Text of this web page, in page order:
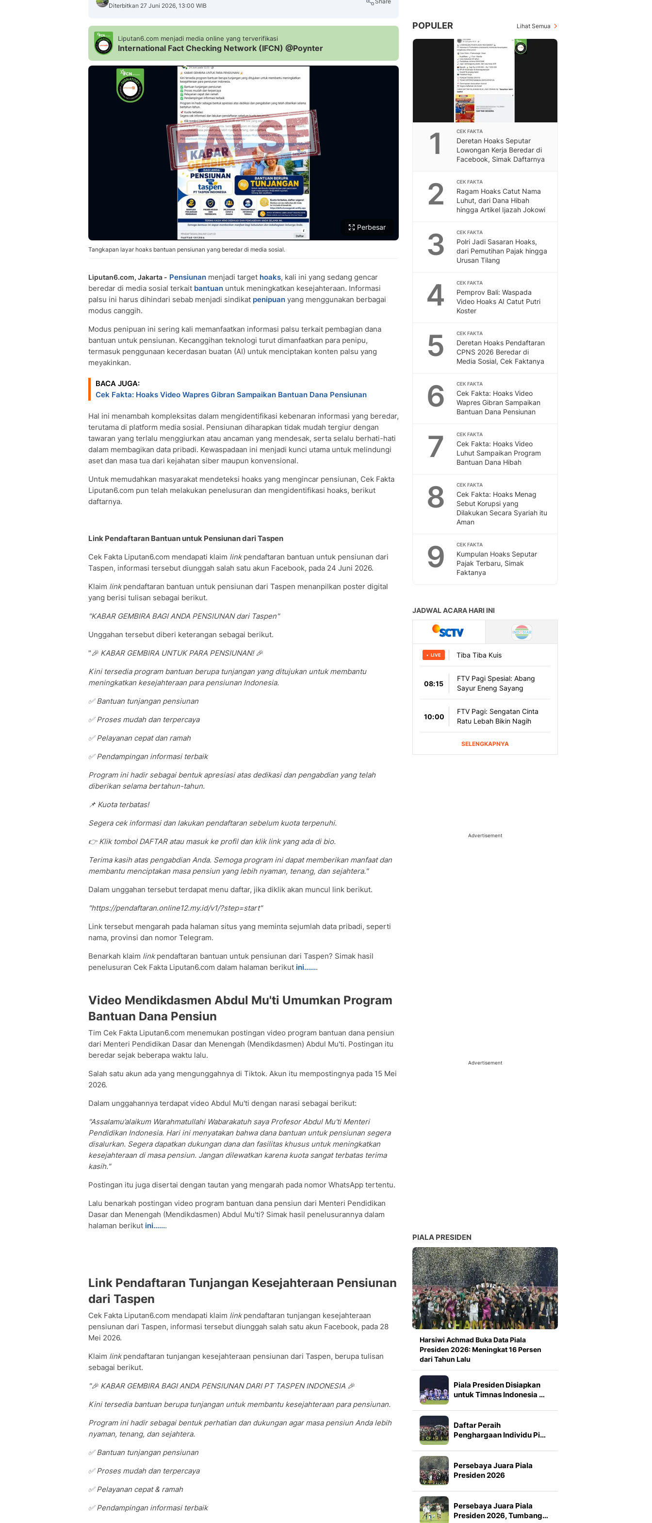
Diterbitkan 27 Juni 2026, 13:00 WIB
Liputan6.com menjadi media online yang terverifikasi
International Fact Checking Network (IFCN) @Poynter
Perbesar
Tangkapan layar hoaks bantuan pensiunan yang beredar di media sosial.
Liputan6.com, Jakarta - Pensiunan menjadi target hoaks, kali ini yang sedang gencar
beredar di media sosial terkait bantuan untuk meningkatkan kesejahteraan. Informasi
palsu ini harus dihindari sebab menjadi sindikat penipuan yang menggunakan berbagai
modus canggih.
Modus penipuan ini sering kali memanfaatkan informasi palsu terkait pembagian dana
bantuan untuk pensiunan. Kecanggihan teknologi turut dimanfaatkan para penipu,
termasuk penggunaan kecerdasan buatan (AI) untuk menciptakan konten palsu yang
meyakinkan.
BACA JUGA:
Cek Fakta: Hoaks Video Wapres Gibran Sampaikan Bantuan Dana Pensiunan
Hal ini menambah kompleksitas dalam mengidentifikasi kebenaran informasi yang beredar,
terutama di platform media sosial. Pensiunan diharapkan tidak mudah tergiur dengan
tawaran yang terlalu menggiurkan atau ancaman yang mendesak, serta selalu berhati-hati
dalam membagikan data pribadi. Kewaspadaan ini menjadi kunci utama untuk melindungi
aset dan masa tua dari kejahatan siber maupun konvensional.
Untuk memudahkan masyarakat mendeteksi hoaks yang mengincar pensiunan, Cek Fakta
Liputan6.com pun telah melakukan penelusuran dan mengidentifikasi hoaks, berikut
daftarnya.
Link Pendaftaran Bantuan untuk Pensiunan dari Taspen
Cek Fakta Liputan6.com mendapati klaim linkpendaftaran bantuan untuk pensiunan dari
Taspen, informasi tersebut diunggah salah satu akun Facebook, pada 24 Juni 2026.
Klaim linkpendaftaran bantuan untuk pensiunan dari Taspen menanpilkan poster digital
yang berisi tulisan sebagai berikut.
"KABAR GEMBIRA BAGI ANDA PENSIUNAN dari Taspen"
Unggahan tersebut diberi keterangan sebagai berikut.
"🎉 KABAR GEMBIRA UNTUK PARA PENSIUNAN! 🎉
Kini tersedia program bantuan berupa tunjangan yang ditujukan untuk membantu
meningkatkan kesejahteraan para pensiunan Indonesia.
✅ Bantuan tunjangan pensiunan
✅ Proses mudah dan terpercaya
✅ Pelayanan cepat dan ramah
✅ Pendampingan informasi terbaik
Program ini hadir sebagai bentuk apresiasi atas dedikasi dan pengabdian yang telah
diberikan selama bertahun-tahun.
📌 Kuota terbatas!
Segera cek informasi dan lakukan pendaftaran sebelum kuota terpenuhi.
👉 Klik tombol DAFTAR atau masuk ke profil dan klik link yang ada di bio.
Terima kasih atas pengabdian Anda. Semoga program ini dapat memberikan manfaat dan
membantu menciptakan masa pensiun yang lebih nyaman, tenang, dan sejahtera."
Dalam unggahan tersebut terdapat menu daftar, jika diklik akan muncul link berikut.
"https://pendaftaran.online12.my.id/v1/?step=start"
Link tersebut mengarah pada halaman situs yang meminta sejumlah data pribadi, seperti
nama, provinsi dan nomor Telegram.
Benarkah klaim linkpendaftaran bantuan untuk pensiunan dari Taspen? Simak hasil
penelusuran Cek Fakta Liputan6.com dalam halaman berikut ini.......
Video Mendikdasmen Abdul Mu'ti Umumkan Program
Bantuan Dana Pensiun
Tim Cek Fakta Liputan6.com menemukan postingan video program bantuan dana pensiun
dari Menteri Pendidikan Dasar dan Menengah (Mendikdasmen) Abdul Mu'ti. Postingan itu
beredar sejak beberapa waktu lalu.
Salah satu akun ada yang mengunggahnya di Tiktok. Akun itu mempostingnya pada 15 Mei
2026.
Dalam unggahannya terdapat video Abdul Mu'ti dengan narasi sebagai berikut:
"Assalamu’alaikum Warahmatullahi Wabarakatuh saya Profesor Abdul Mu'ti Menteri
Pendidikan Indonesia. Hari ini menyatakan bahwa dana bantuan untuk pensiunan segera
disalurkan. Segera dapatkan dukungan dana dan fasilitas khusus untuk meningkatkan
kesejahteraan di masa pensiun. Jangan dilewatkan karena kuota sangat terbatas terima
kasih."
Postingan itu juga disertai dengan tautan yang mengarah pada nomor WhatsApp tertentu.
Lalu benarkah postingan video program bantuan dana pensiun dari Menteri Pendidikan
Dasar dan Menengah (Mendikdasmen) Abdul Mu'ti? Simak hasil penelusurannya dalam
halaman berikut ini.......
Link Pendaftaran Tunjangan Kesejahteraan Pensiunan
dari Taspen
Cek Fakta Liputan6.com mendapati klaim linkpendaftaran tunjangan kesejahteraan
pensiunan dari Taspen, informasi tersebut diunggah salah satu akun Facebook, pada 28
Mei 2026.
Klaim linkpendaftaran tunjangan kesejahteraan pensiunan dari Taspen, berupa tulisan
sebagai berikut.
"🎉 KABAR GEMBIRA BAGI ANDA PENSIUNAN DARI PT TASPEN INDONESIA 🎉
Kini tersedia bantuan berupa tunjangan untuk membantu kesejahteraan para pensiunan.
Program ini hadir sebagai bentuk perhatian dan dukungan agar masa pensiun Anda lebih
nyaman, tenang, dan sejahtera.
✅ Bantuan tunjangan pensiunan
✅ Proses mudah dan terpercaya
✅ Pelayanan cepat & ramah
✅ Pendampingan informasi terbaik
POPULER Lihat Semua
1 CEK FAKTA
Deretan Hoaks Seputar
Lowongan Kerja Beredar di
Facebook, Simak Daftarnya
2 CEK FAKTA
Ragam Hoaks Catut Nama
Luhut, dari Dana Hibah
hingga Artikel Ijazah Jokowi
3 CEK FAKTA
Polri Jadi Sasaran Hoaks,
dari Pemutihan Pajak hingga
Urusan Tilang
4 CEK FAKTA
Pemprov Bali: Waspada
Video Hoaks AI Catut Putri
Koster
5 CEK FAKTA
Deretan Hoaks Pendaftaran
CPNS 2026 Beredar di
Media Sosial, Cek Faktanya
6 CEK FAKTA
Cek Fakta: Hoaks Video
Wapres Gibran Sampaikan
Bantuan Dana Pensiunan
7 CEK FAKTA
Cek Fakta: Hoaks Video
Luhut Sampaikan Program
Bantuan Dana Hibah
8 CEK FAKTA
Cek Fakta: Hoaks Menag
Sebut Korupsi yang
Dilakukan Secara Syariah itu
Aman
9 CEK FAKTA
Kumpulan Hoaks Seputar
Pajak Terbaru, Simak
Faktanya
Advertisement
Advertisement
PIALA PRESIDEN
Harsiwi Achmad Buka Data Piala
Presiden 2026: Meningkat 16 Persen
dari Tahun Lalu
Piala Presiden Disiapkan
untuk Timnas Indonesia …
Daftar Peraih
Penghargaan Individu Pi…
Persebaya Juara Piala
Presiden 2026
Persebaya Juara Piala
Presiden 2026, Tumbang…